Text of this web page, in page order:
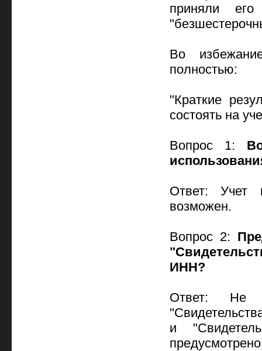
приняли
Во
полностью:
"Краткие
состоять на
Вопрос 1:
Ответ: Учет
возможен.
Вопрос 2:
ИНН?
Ответ: Не
и